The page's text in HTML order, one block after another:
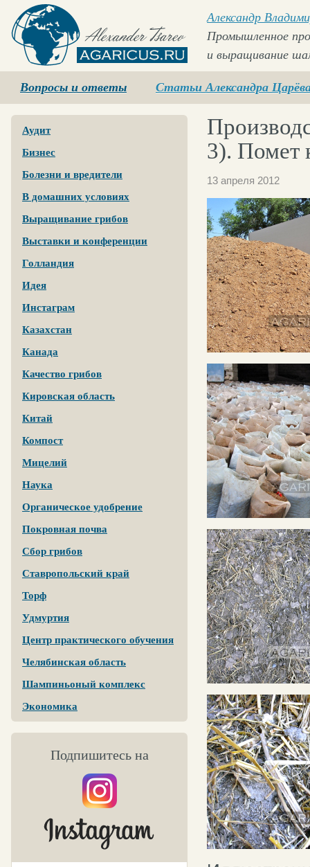
Agaricus.ru
Александр
Промышленное
и выращивание
Вопросы и ответы Статьи Александра
Аудит
Бизнес
Болезни и вредители
В домашних условиях
Выращивание грибов
Выставки и конференции
Голландия
Идея
Инстаграм
Казахстан
Канада
Качество грибов
Кировская область
Китай
Компост
Мицелий
Наука
Органическое удобрение
Покровная почва
Сбор грибов
Ставропольский край
Торф
Удмуртия
Центр практического обучения
Челябинская область
Шампиньоный комплекс
Экономика
Подпишитесь на
3). Помет
13 апреля 2012